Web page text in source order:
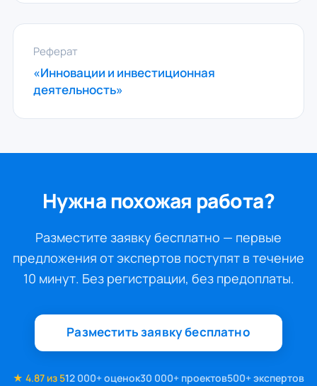
Реферат
«Инновации и инвестиционная
деятельность»
Нужна похожая работа?
Разместите заявку бесплатно — первые
предложения от экспертов поступят в течение
10 минут. Без регистрации, без предоплаты.
Разместить заявку бесплатно
★ 4.87 из 512 000+ оценок30 000+ проектов500+ экспертов